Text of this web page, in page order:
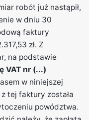
robót już nastąpił,
w dniu 30
faktury
zł. Z
na podstawie
VAT nr (...)
w niniejszej
tej faktury została
powództwa.